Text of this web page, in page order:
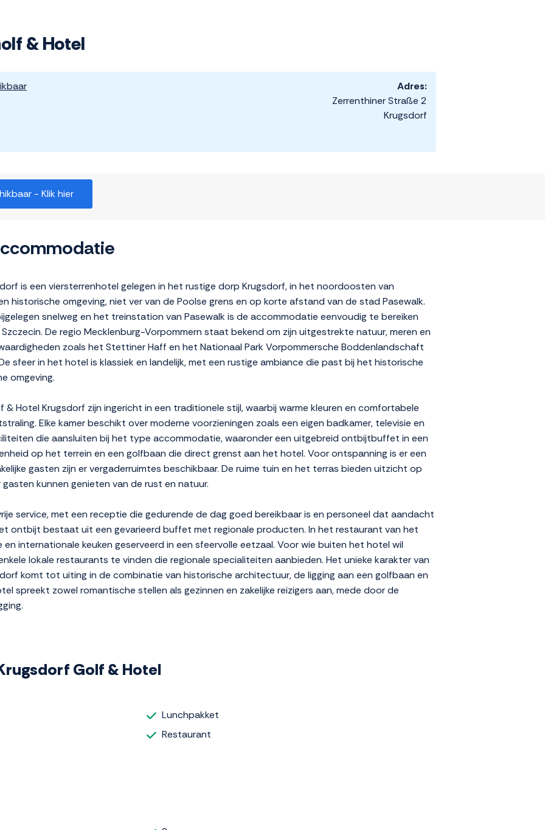
& Hotel
Adres:
Zerrenthiner Straße 2
Krugsdorf
- Klik hier
is een viersterrenhotel gelegen in het rustige dorp Krugsdorf, in het noordoosten van
historische omgeving, niet ver van de Poolse grens en op korte afstand van de stad Pasewalk.
snelweg en het treinstation van Pasewalk is de accommodatie eenvoudig te bereiken
De regio Mecklenburg-Vorpommern staat bekend om zijn uitgestrekte natuur, meren en
zoals het Stettiner Haff en het Nationaal Park Vorpommersche Boddenlandschaft
sfeer in het hotel is klassiek en landelijk, met een rustige ambiance die past bij het historische
omgeving.
& Hotel Krugsdorf zijn ingericht in een traditionele stijl, waarbij warme kleuren en comfortabele
Elke kamer beschikt over moderne voorzieningen zoals een eigen badkamer, televisie en
die aansluiten bij het type accommodatie, waaronder een uitgebreid ontbijtbuffet in een
op het terrein en een golfbaan die direct grenst aan het hotel. Voor ontspanning is er een
gasten zijn er vergaderruimtes beschikbaar. De ruime tuin en het terras bieden uitzicht op
kunnen genieten van de rust en natuur.
service, met een receptie die gedurende de dag goed bereikbaar is en personeel dat aandacht
ontbijt bestaat uit een gevarieerd buffet met regionale producten. In het restaurant van het
internationale keuken geserveerd in een sfeervolle eetzaal. Voor wie buiten het hotel wil
lokale restaurants te vinden die regionale specialiteiten aanbieden. Het unieke karakter van
komt tot uiting in de combinatie van historische architectuur, de ligging aan een golfbaan en
spreekt zowel romantische stellen als gezinnen en zakelijke reizigers aan, mede door de
Golf & Hotel
Lunchpakket
Restaurant